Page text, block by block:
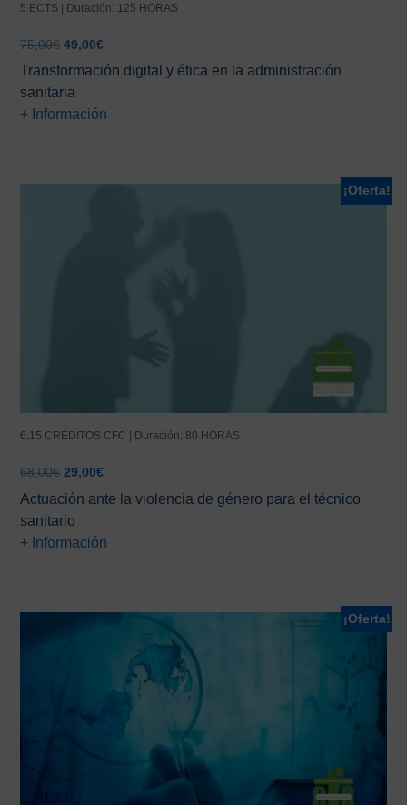
5 ECTS | Duración: 125 HORAS
75,00€ El
original
era:
75,00€.
49,00€El
precio
actual
49,00€.
Transformación digital y ética en la administración
sanitaria
+ Información
¡Oferta!
6,15 CRÉDITOS CFC | Duración: 80 HORAS
68,00€ El
precio
original
era:
68,00€.
29,00€El
precio
actual
29,00€.
Actuación ante la violencia de género para el técnico
sanitario
+ Información
¡Oferta!